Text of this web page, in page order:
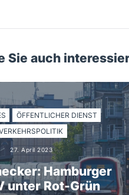
Sie auch
ÖFFENTLICHER DIENST
27. April 2023
Hamburger
unter Rot-Grün